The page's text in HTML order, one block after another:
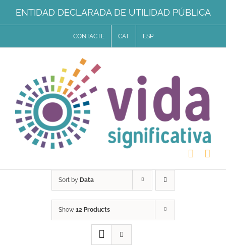
Skip
to
ENTIDAD DECLARADA DE UTILIDAD PÚBLICA
CONTACTE CAT ESP
Sort by Data
Show 12 Products